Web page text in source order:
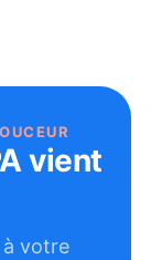
vient
à votre